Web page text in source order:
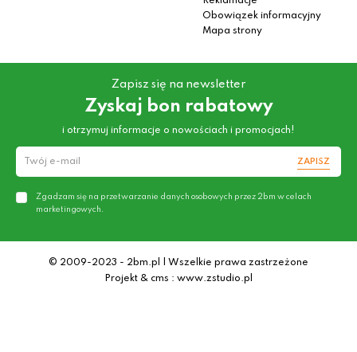
Obowiązek informacyjny
Mapa strony
Zapisz się na newsletter
Zyskaj bon rabatowy
i otrzymuj informacje o nowościach i promocjach!
ZAPISZ
Zgadzam się na przetwarzanie danych osobowych przez 2bm w celach
marketingowych.
© 2009-2023 - 2bm.pl | Wszelkie prawa zastrzeżone
Projekt & cms : www.zstudio.pl